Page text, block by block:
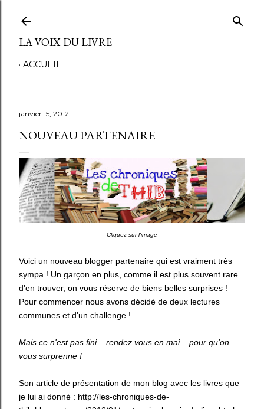
Accéder au contenu principal
LA VOIX DU LIVRE
ACCUEIL
janvier 15, 2012
NOUVEAU PARTENAIRE
Cliquez sur l'image
Voici un nouveau blogger partenaire qui est vraiment très
sympa ! Un garçon en plus, comme il est plus souvent rare
d'en trouver, on vous réserve de biens belles surprises !
Pour commencer nous avons décidé de deux lectures
communes et d'un challenge !
Mais ce n'est pas fini... rendez vous en mai... pour qu'on
vous surprenne !
Son article de présentation de mon blog avec les livres que
je lui ai donné : http://les-chroniques-de-